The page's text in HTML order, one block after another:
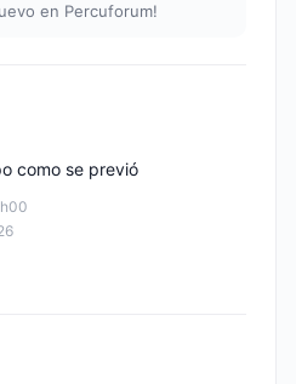
en Percuforum!
como se previó